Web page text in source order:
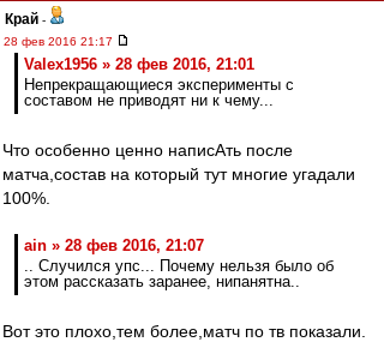
Край -
28 фев 2016 21:17
Valex1956 » 28 фев 2016, 21:01
Непрекращающиеся эксперименты с
составом не приводят ни к чему...
Что особенно ценно написАть после
матча,состав на который тут многие угадали
100%.
ain » 28 фев 2016, 21:07
.. Случился упс... Почему нельзя было об
этом рассказать заранее, нипанятна..
Вот это плохо,тем более,матч по тв показали.